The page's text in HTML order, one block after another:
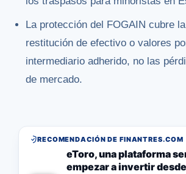
La protección del FOGAIN cubre
restitución de efectivo o valores
intermediario adherido, no las
de mercado.
RECOMENDACIÓN DE FINANTRES.COM
eToro, una plataforma
empezar a invertir